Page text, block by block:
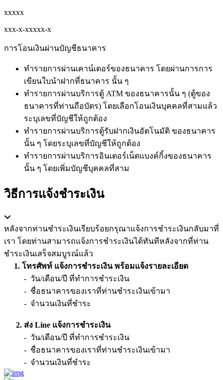
xxxxx
xxx-x-xxxxx-x
การโอนเงินผ่านบัญชีธนาคาร
ทำรายการผ่านเคาน์เตอร์ของธนาคาร โดยผ่านการการ
เขียนใบนำฝากที่ธนาคาร นั้น ๆ
ทำรายการผ่านบริการตู้ ATM ของธนาคารนั้น ๆ (ตู้ของ
ธนาคารที่ท่านถือบัตร) โดยเลือกโอนเงินบุคคลที่สามแล้ว
ระบุเลขที่บัญชีให้ถูกต้อง
ทำรายการผ่านบริการตู้รับฝากเงินอัตโนมัติ ของธนาคาร
นั้น ๆ โดยระบุเลขที่บัญชีให้ถูกต้อง
ทำรายการผ่านบริการอินเตอร์เน็ตแบงค์กิ้งของธนาคาร
นั้น ๆ โดยเพิ่มบัญชีบุคคลที่สาม
วิธีการแจ้งชำระเงิน
หลังจากท่านชำระเงินเรียบร้อยกรุณาแจ้งการชำระเงินกลับมาที่
เรา โดยท่านสามารถแจ้งการชำระเงินได้ทันทีหลังจากที่ท่าน
ชำระเงินเสร็จสมบูรณ์แล้ว
1. โทรศัพท์ แจ้งการชำระเงิน พร้อมแจ้งรายละเอียด
- วัน/เดือน/ปี ที่ทำการชำระเงิน
- ชื่อธนาคารของเราที่ท่านชำระเงินเข้ามา
- จำนวนเงินที่ชำระ
2. ส่ง Line แจ้งการชำระเงิน
- วัน/เดือน/ปี ที่ทำการชำระเงิน
- ชื่อธนาคารของเราที่ท่านชำระเงินเข้ามา
- จำนวนเงินที่ชำระ